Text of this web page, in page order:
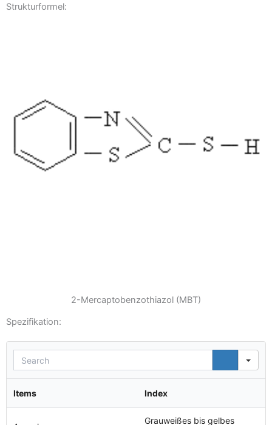
Strukturformel:
2-Mercaptobenzothiazol (MBT)
Spezifikation:
Items Index
Grauweißes bis gelbes